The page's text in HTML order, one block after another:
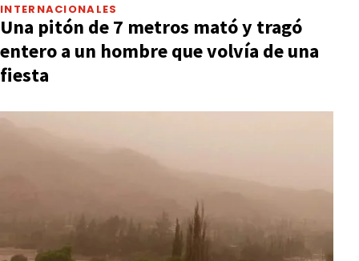
INTERNACIONALES
Una pitón de 7 metros mató y tragó
entero a un hombre que volvía de una
fiesta